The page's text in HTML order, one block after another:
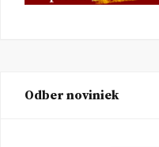
Odber noviniek